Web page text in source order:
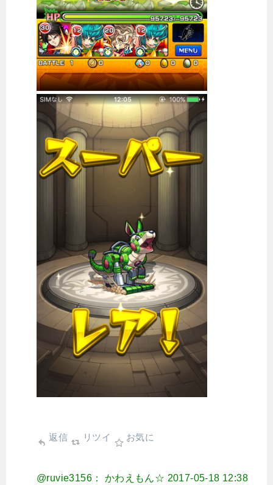
返信 リツイ お気に
@ruvie3156： かわえもん☆ 2017-05-18 12:38